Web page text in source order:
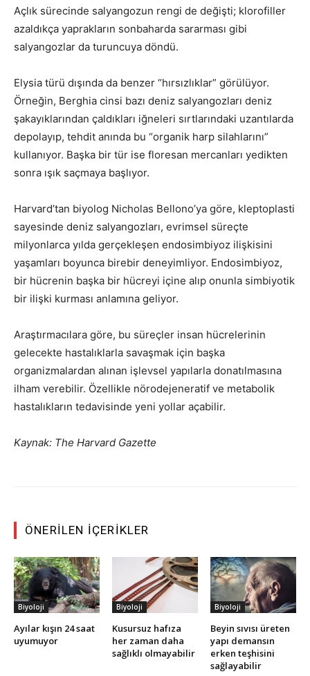
Açlık sürecinde salyangozun rengi de değişti; klorofiller
azaldıkça yaprakların sonbaharda sararması gibi
salyangozlar da turuncuya döndü.
Elysia türü dışında da benzer “hırsızlıklar” görülüyor.
Örneğin, Berghia cinsi bazı deniz salyangozları deniz
şakayıklarından çaldıkları iğneleri sırtlarındaki uzantılarda
depolayıp, tehdit anında bu “organik harp silahlarını”
kullanıyor. Başka bir tür ise floresan mercanları yedikten
sonra ışık saçmaya başlıyor.
Harvard’tan biyolog Nicholas Bellono’ya göre, kleptoplasti
sayesinde deniz salyangozları, evrimsel süreçte
milyonlarca yılda gerçekleşen endosimbiyoz ilişkisini
yaşamları boyunca birebir deneyimliyor. Endosimbiyoz,
bir hücrenin başka bir hücreyi içine alıp onunla simbiyotik
bir ilişki kurması anlamına geliyor.
Araştırmacılara göre, bu süreçler insan hücrelerinin
gelecekte hastalıklarla savaşmak için başka
organizmalardan alınan işlevsel yapılarla donatılmasına
ilham verebilir. Özellikle nörodejeneratif ve metabolik
hastalıkların tedavisinde yeni yollar açabilir.
Kaynak: The Harvard Gazette
ÖNERILEN İÇERIKLER
Biyoloji
Ayılar kışın 24 saat
uyumuyor
Biyoloji
Kusursuz hafıza
her zaman daha
sağlıklı olmayabilir
Biyoloji
Beyin sıvısı üreten
yapı demansın
erken teşhisini
sağlayabilir